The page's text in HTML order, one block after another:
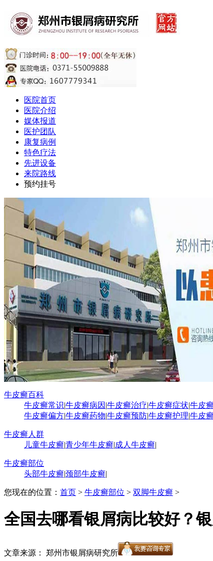
医院首页
医院介绍
媒体报道
医护团队
康复病例
特色疗法
先进设备
来院路线
预约挂号
牛皮癣百科
牛皮癣常识|牛皮癣病因 |牛皮癣治疗|牛皮癣症状|牛皮
牛皮癣偏方|牛皮癣药物|牛皮癣预防|牛皮癣护理|牛皮
牛皮癣人群
儿童牛皮癣|青少年牛皮癣|成人牛皮癣|
牛皮癣部位
头部牛皮癣|颈部牛皮癣|
您现在的位置： 首页 > 牛皮癣部位 > 双脚牛皮癣 >
全国去哪看银屑病比较好？
文章来源： 郑州市银屑病研究所